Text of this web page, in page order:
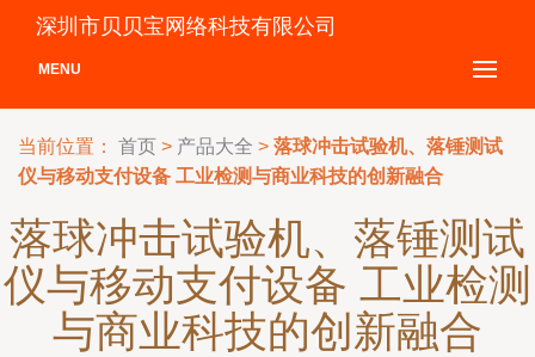
深圳市贝贝宝网络科技有限公司
MENU
当前位置： 首页 > 产品大全 > 落球冲击试验机、落锤测试
仪与移动支付设备 工业检测与商业科技的创新融合
落球冲击试验机、落锤测试
仪与移动支付设备 工业检测
与商业科技的创新融合